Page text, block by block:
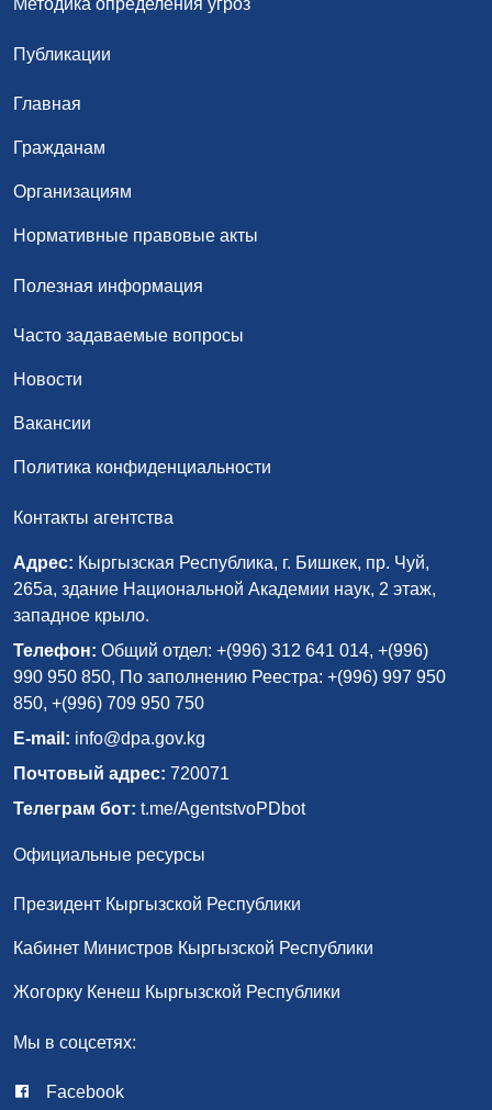
Методика определения угроз
Публикации
Главная
Гражданам
Организациям
Нормативные правовые акты
Полезная информация
Часто задаваемые вопросы
Новости
Вакансии
Политика конфиденциальности
Контакты агентства
Адрес: Кыргызская Республика, г. Бишкек, пр. Чуй,
265а, здание Национальной Академии наук, 2 этаж,
западное крыло.
Телефон: Общий отдел: +(996) 312 641 014, +(996)
990 950 850, По заполнению Реестра: +(996) 997 950
850, +(996) 709 950 750
E-mail: info@dpa.gov.kg
Почтовый адрес: 720071
Телеграм бот: t.me/AgentstvoPDbot
Официальные ресурсы
Президент Кыргызской Республики
Кабинет Министров Кыргызской Республики
Жогорку Кенеш Кыргызской Республики
Мы в соцсетях:
Facebook